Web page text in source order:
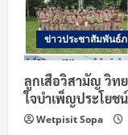
ข่าวประชาสัมพันธ์
ลูกเสือวิสามัญ วิท
ใจบำเพ็ญประโยช
Wetpisit Sopa